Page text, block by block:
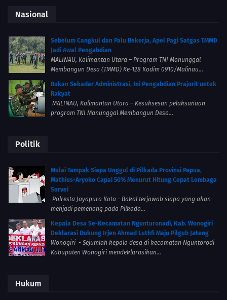
Nasional
Sebelum Cangkul dan Palu Bekerja, Apel Pagi Satgas TMMD
Jadi Awal Pengabdian
MALINAU, Kalimantan Utara – Program TNI Manunggal
Membangun Desa (TMMD) Ke-128 Kodim 0910/Malinau...
Bukan Sekadar Administrasi, Ini Pengabdian Prajurit untuk
Rakyat
MALINAU, Kalimantan Utara – Kesuksesan pelaksanaan
program TNI Manunggal Membangun Desa...
Politik
Mulai Tampak Siapa Unggul di Pilkada Provinsi Papua,
Mathius-Aryoko Capai 50% Menurut Hitung Cepat Lembaga
Survei
Polresta Jayapura Kota - Bakal terjawab siapa yang akan
menjadi pemenang pada Pilkada...
Kepala Desa Se-Kecamatan Ngunturonadi, Kab. Wonogiri
Deklarasi Dukung Irjen Ahmad Luthfi Maju Pilgub Jateng
Wonogiri - Sejumlah kepala desa di kecamatan Nguntorodi
Kabupaten Wonogiri mendeklarasikan...
Hukum